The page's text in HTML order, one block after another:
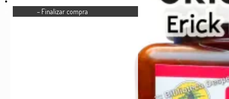
– Finalizar compra